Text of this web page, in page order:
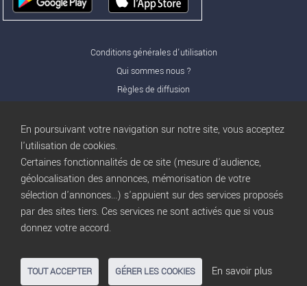
Conditions générales d'utilisation
Qui sommes nous ?
Règles de diffusion
Nos offres Pro
Publicité
Conditions d’Utilisation
Privacy Policy
Blogtrocbuy
Gestion des cookies
Nous contacter
En poursuivant votre navigation sur notre site, vous acceptez
l'utilisation de cookies.
Certaines fonctionnalités de ce site (mesure d'audience,
géolocalisation des annonces, mémorisation de votre
sélection d'annonces...) s'appuient sur des services proposés
par des sites tiers. Ces services ne sont activés que si vous
donnez votre accord.
TOUT ACCEPTER GÉRER LES COOKIES En savoir plus